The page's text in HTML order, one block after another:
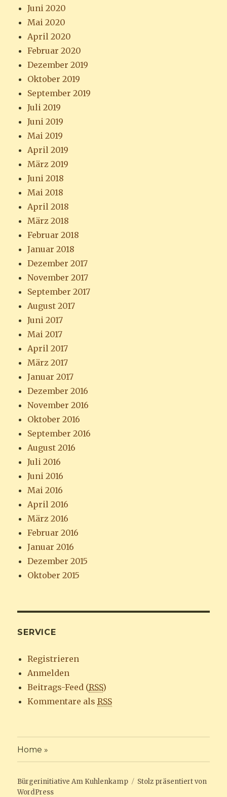
Juni 2020
Mai 2020
April 2020
Februar 2020
Dezember 2019
Oktober 2019
September 2019
Juli 2019
Juni 2019
Mai 2019
April 2019
März 2019
Juni 2018
Mai 2018
April 2018
März 2018
Februar 2018
Januar 2018
Dezember 2017
November 2017
September 2017
August 2017
Juni 2017
Mai 2017
April 2017
März 2017
Januar 2017
Dezember 2016
November 2016
Oktober 2016
September 2016
August 2016
Juli 2016
Juni 2016
Mai 2016
April 2016
März 2016
Februar 2016
Januar 2016
Dezember 2015
Oktober 2015
SERVICE
Registrieren
Anmelden
Beitrags-Feed (RSS)
Kommentare alsRSS
Home »
Bürgerinitiative Am Kuhlenkamp
Stolz präsentiert von
WordPress